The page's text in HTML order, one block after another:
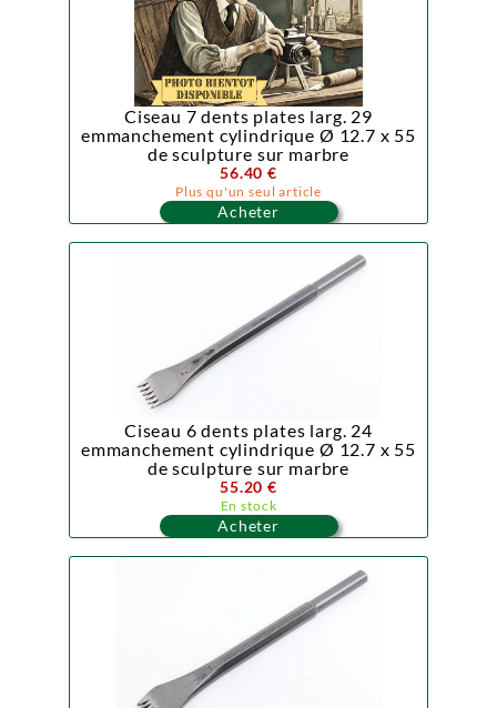
Ciseau 7 dents plates larg. 29
emmanchement cylindrique Ø 12.7 x 55
de sculpture sur marbre
56.40 €
Plus qu'un seul article
Acheter
Ciseau 6 dents plates larg. 24
emmanchement cylindrique Ø 12.7 x 55
de sculpture sur marbre
55.20 €
En stock
Acheter